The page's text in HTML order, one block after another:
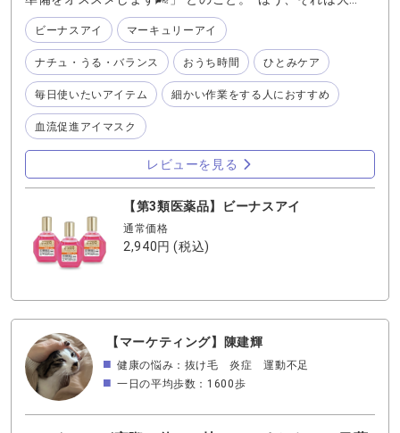
変。 なんてたって、乾燥の季節!!!! ハンドクリームやらボデ
ィクリームとかは、自分の変化が目に見えたり感じやすい
と思いますが 目はどうですか？？ 「何となく目が疲れ
る」 「しばしばしてくるなぁ」 と思ってから目薬探しがち
ですよねぇ。 でも疲れたなと実感する前の1滴を習慣にし
てみませんか？ スマホやパソコンを長時間見てると、瞬き
することも忘れちゃいますよねぇ。 休憩時間に1滴、寝る
前に1滴などの習慣で 疲れにくい対策してみてはいかがで
すか？？ ビーナスアイは、とろりとじんわりと瞳に広がっ
ていき心地よいです。 オススメはお休み前 横になってから
1滴垂らしてから瞳を閉じるとじわぁと広がっていくことが
より実感できて気持ちいいですよ！ 気持ちいいと自然と習
慣になりやすい！ まずは1滴お試しあれ🤗
ビーナスアイ マーキュリーアイ
ナチュ・うる・バランス おうち時間 ひとみケア
毎日使いたいアイテム 細かい作業をする人におすすめ
血流促進アイマスク
レビューを見る
【第3類医薬品】ビーナスアイ
通常価格
2,940円(税込)
【マーケティング】陳建輝
健康の悩み：抜け毛 炎症 運動不足
一日の平均歩数：1600歩